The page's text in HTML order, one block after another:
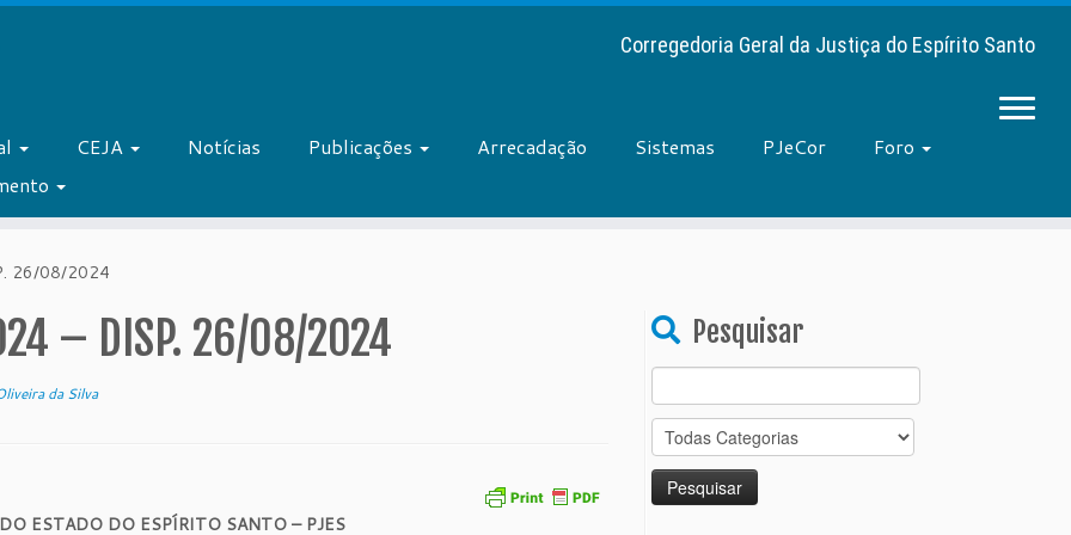
Corregedoria Geral da Justiça do Espírito Santo
CEJA Notícias Publicações Arrecadação Sistemas PJeCor
Foro
26/08/2024
– DISP. 26/08/2024
da Silva
ESTADO DO ESPÍRITO SANTO – PJES
Pesquisar
for: